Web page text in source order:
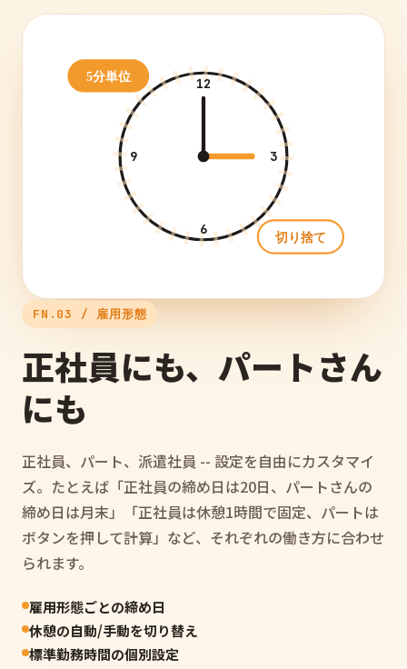
12
3
6
9
5分単位
切り捨て
FN.03 / 雇用形態
正社員にも、パートさん
にも
正社員、パート、派遣社員 -- 設定を自由にカスタマイ
ズ。たとえば「正社員の締め日は20日、パートさんの
締め日は月末」「正社員は休憩1時間で固定、パートは
ボタンを押して計算」など、それぞれの働き方に合わせ
られます。
雇用形態ごとの締め日
休憩の自動/手動を切り替え
標準勤務時間の個別設定